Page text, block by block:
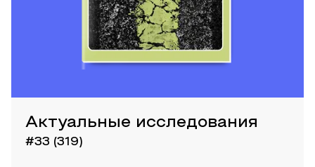
Актуальные исследования
#33 (319)